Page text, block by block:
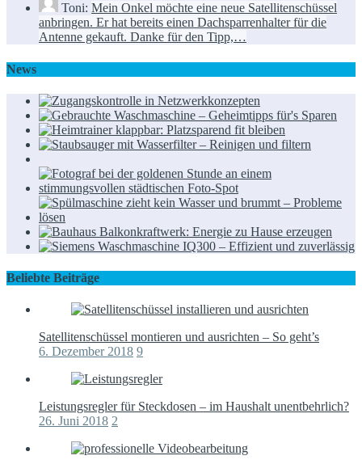
Toni: Mein Onkel möchte eine neue Satellitenschüssel
anbringen. Er hat bereits einen Dachsparrenhalter für die
Antenne gekauft. Danke für den Tipp,…
News
Beliebte Beiträge
Satellitenschüssel montieren und ausrichten – So geht’s
6. Dezember 2018 9
Leistungsregler für Steckdosen – im Haushalt unentbehrlich?
26. Juni 2018 2